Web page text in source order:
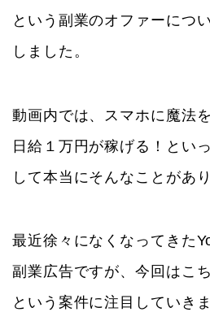
という副業のオファーにつ
しました。
動画内では、スマホに魔法
日給１万円が稼げる！とい
して本当にそんなことがあ
最近徐々になくなってきた
副業広告ですが、今回はこ
という案件に注目していきま